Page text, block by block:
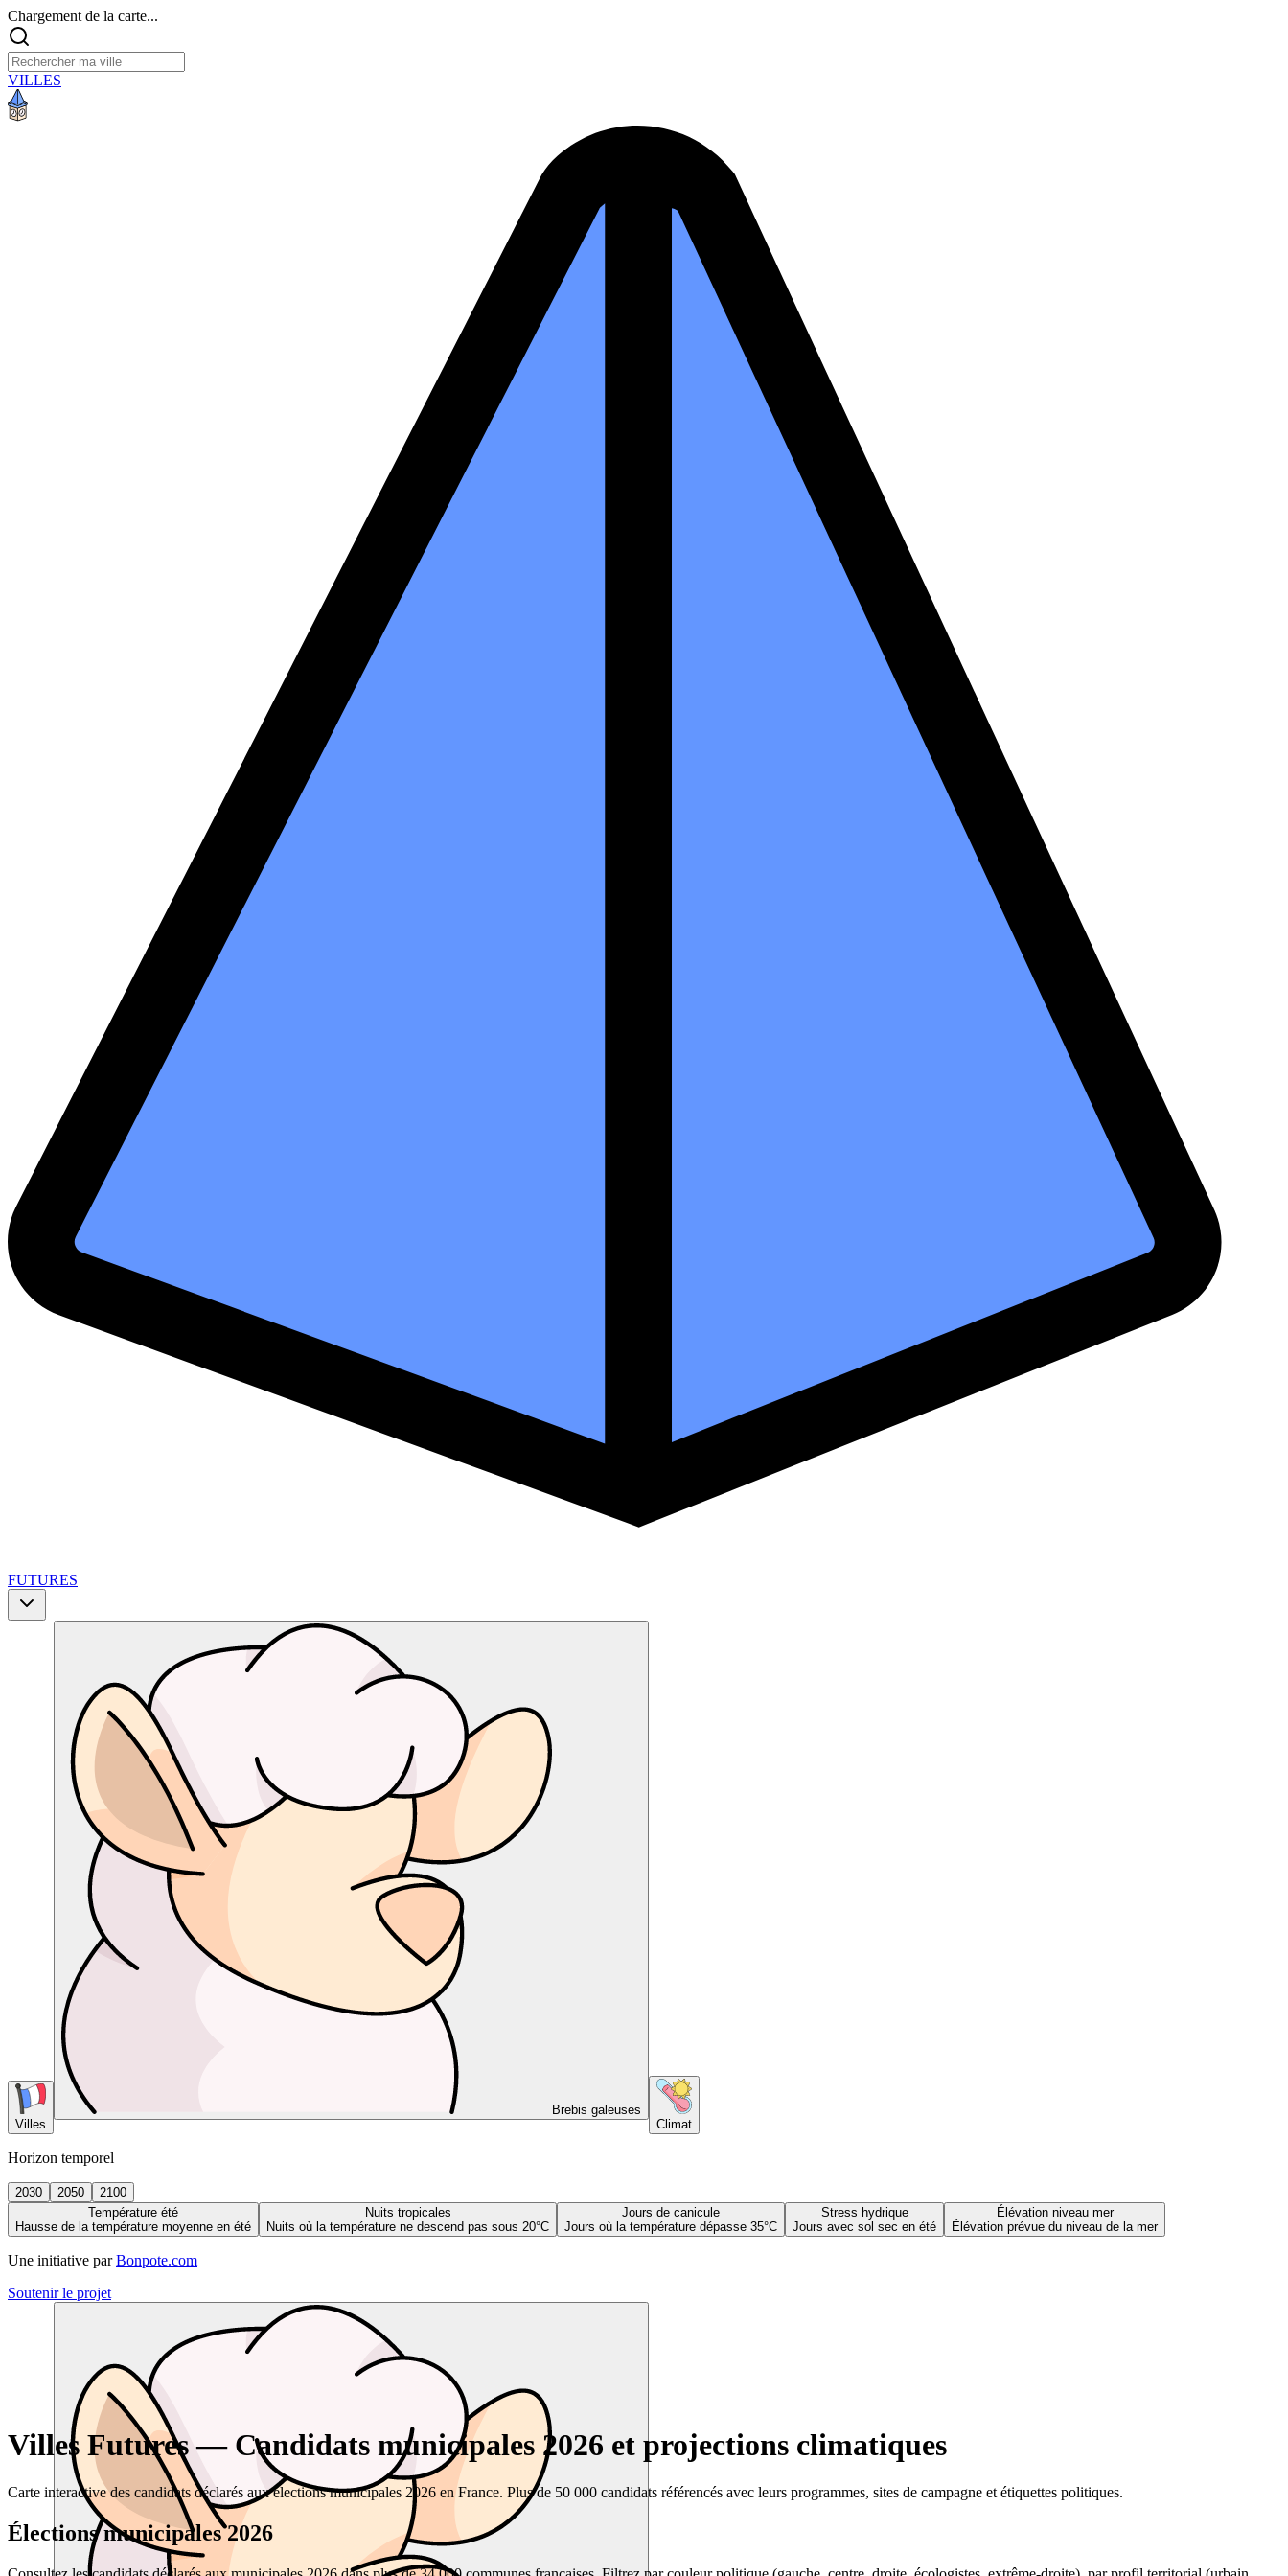
Chargement de la carte...
VILLES
FUTURES
Villes
Brebis galeuses
Climat
Horizon temporel
2030 2050
2100
Température été
Hausse de la température moyenne en été
Nuits tropicales
Nuits où la température ne descend pas sous 20°C
Jours de canicule
Jours où la température dépasse 35°C
Stress hydrique
Jours avec sol sec en été
Élévation niveau mer
Élévation prévue du niveau de la mer
Une initiative par Bonpote.com
Soutenir le projet
Villes Futures — Candidats municipales 2026 et projections climatiques
Carte interactive des candidats déclarés aux élections municipales 2026 en France. Plus de 50 000 candidats référencés avec leurs programmes, sites de campagne et étiquettes politiques.
Élections municipales 2026